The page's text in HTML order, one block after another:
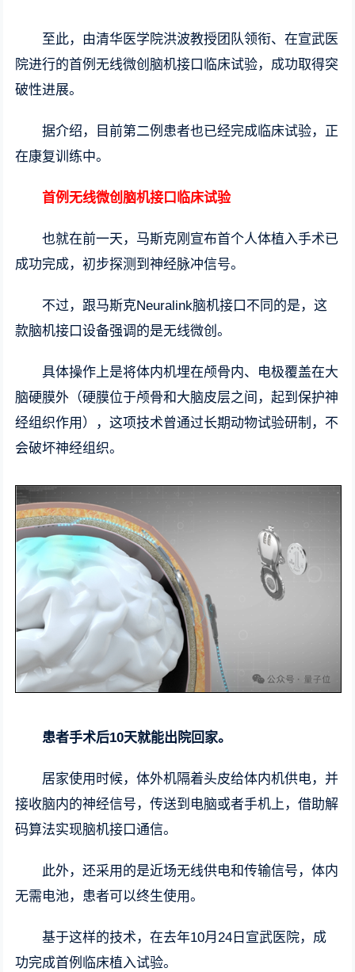
至此，由清华医学院洪波教授团队领衔、在宣武医
院进行的首例无线微创脑机接口临床试验，成功取得突
破性进展。
据介绍，目前第二例患者也已经完成临床试验，正
在康复训练中。
首例无线微创脑机接口临床试验
也就在前一天，马斯克刚宣布首个人体植入手术已
成功完成，初步探测到神经脉冲信号。
不过，跟马斯克Neuralink脑机接口不同的是，这
款脑机接口设备强调的是无线微创。
具体操作上是将体内机埋在颅骨内、电极覆盖在大
脑硬膜外（硬膜位于颅骨和大脑皮层之间，起到保护神
经组织作用），这项技术曾通过长期动物试验研制，不
会破坏神经组织。
患者手术后10天就能出院回家。
居家使用时候，体外机隔着头皮给体内机供电，并
接收脑内的神经信号，传送到电脑或者手机上，借助解
码算法实现脑机接口通信。
此外，还采用的是近场无线供电和传输信号，体内
无需电池，患者可以终生使用。
基于这样的技术，在去年10月24日宣武医院，成
功完成首例临床植入试验。